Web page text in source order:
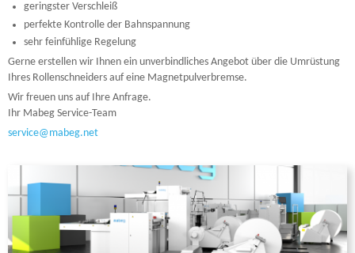
geringster Verschleiß
perfekte Kontrolle der Bahnspannung
sehr feinfühlige Regelung
Gerne erstellen wir Ihnen ein unverbindliches Angebot über die Umrüstung
Ihres Rollenschneiders auf eine Magnetpulverbremse.
Wir freuen uns auf Ihre Anfrage.
Ihr Mabeg Service-Team
service@mabeg.net